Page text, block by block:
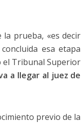
prueba, «es decir
esa etapa
el Tribunal Superior
a llegar al juez de
previo de la